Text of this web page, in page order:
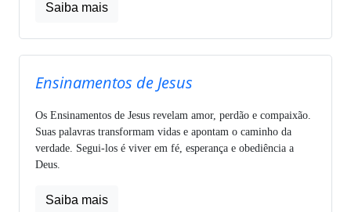
Saiba mais
Ensinamentos de Jesus
Os Ensinamentos de Jesus revelam amor, perdão e compaixão.
Suas palavras transformam vidas e apontam o caminho da
verdade. Segui-los é viver em fé, esperança e obediência a
Deus.
Saiba mais